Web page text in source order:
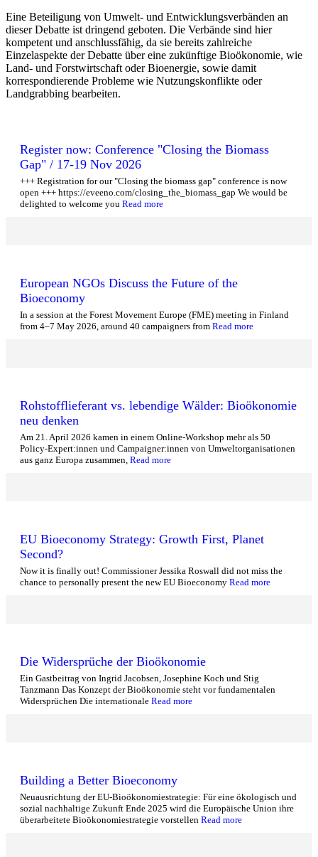
Eine Beteiligung von Umwelt- und Entwicklungsverbänden an
dieser Debatte ist dringend geboten. Die Verbände sind hier
kompetent und anschlussfähig, da sie bereits zahlreiche
Einzelaspekte der Debatte über eine zukünftige Bioökonomie, wie
Land- und Forstwirtschaft oder Bioenergie, sowie damit
korrespondierende Probleme wie Nutzungskonflikte oder
Landgrabbing bearbeiten.
Register now: Conference "Closing the Biomass
Gap" / 17-19 Nov 2026
+++ Registration for our "Closing the biomass gap" conference is now
open +++ https://eveeno.com/closing_the_biomass_gap We would be
delighted to welcome you Read more
European NGOs Discuss the Future of the
Bioeconomy
In a session at the Forest Movement Europe (FME) meeting in Finland
from 4–7 May 2026, around 40 campaigners from Read more
Rohstofflieferant vs. lebendige Wälder: Bioökonomie
neu denken
Am 21. April 2026 kamen in einem Online-Workshop mehr als 50
Policy-Expert:innen und Campaigner:innen von Umweltorganisationen
aus ganz Europa zusammen, Read more
EU Bioeconomy Strategy: Growth First, Planet
Second?
Now it is finally out! Commissioner Jessika Roswall did not miss the
chance to personally present the new EU Bioeconomy Read more
Die Widersprüche der Bioökonomie
Ein Gastbeitrag von Ingrid Jacobsen, Josephine Koch und Stig
Tanzmann Das Konzept der Bioökonomie steht vor fundamentalen
Widersprüchen Die internationale Read more
Building a Better Bioeconomy
Neuausrichtung der EU-Bioökonomiestrategie: Für eine ökologisch und
sozial nachhaltige Zukunft Ende 2025 wird die Europäische Union ihre
überarbeitete Bioökonomiestrategie vorstellen Read more